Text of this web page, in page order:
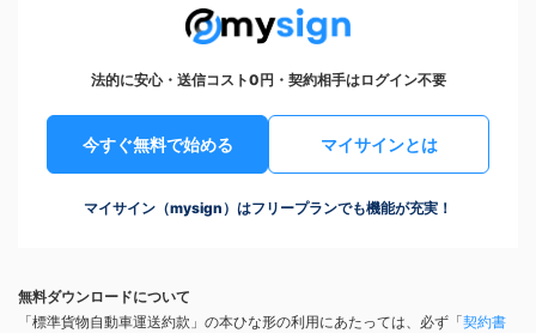
法的に安心・送信コスト0円・契約相手はログイン不要
今すぐ無料で始める マイサインとは
マイサイン（mysign）はフリープランでも機能が充実！
無料ダウンロードについて
「標準貨物自動車運送約款」の本ひな形の利用にあたっては、必ず「契約書